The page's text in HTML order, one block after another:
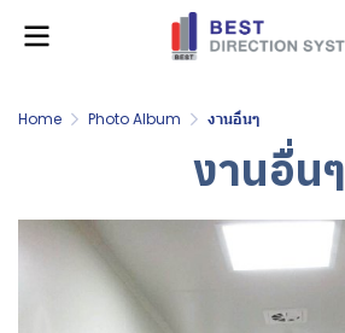
Home Photo Album งานอื่นๆ
งานอื่นๆ